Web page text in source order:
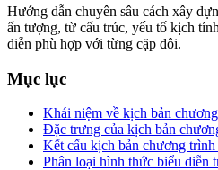
Hướng dẫn chuyên sâu cách xây
ấn tượng, từ cấu trúc, yếu tố kịch
diễn phù hợp với từng cặp đôi.
Mục lục
Khái niệm về kịch bản
Đặc trưng của kịch bản
Kết cấu kịch bản chương
Phân loại hình thức biểu diễn